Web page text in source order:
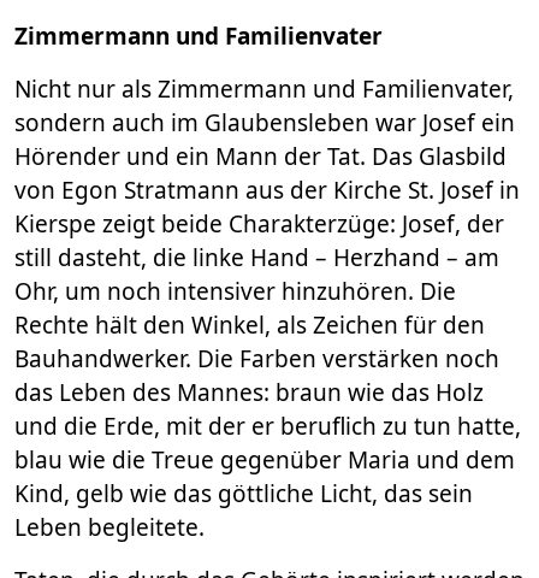
Zimmermann und Familienvater
Nicht nur als Zimmermann und Familienvater,
sondern auch im Glaubensleben war Josef ein
Hörender und ein Mann der Tat. Das Glasbild
von Egon Stratmann aus der Kirche St. Josef in
Kierspe zeigt beide Charakterzüge: Josef, der
still dasteht, die linke Hand – Herzhand – am
Ohr, um noch intensiver hinzuhören. Die
Rechte hält den Winkel, als Zeichen für den
Bauhandwerker. Die Farben verstärken noch
das Leben des Mannes: braun wie das Holz
und die Erde, mit der er beruflich zu tun hatte,
blau wie die Treue gegenüber Maria und dem
Kind, gelb wie das göttliche Licht, das sein
Leben begleitete.